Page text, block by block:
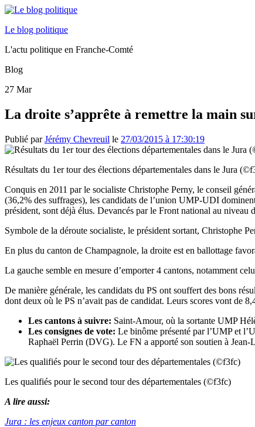
Le blog politique
L'actu politique en Franche-Comté
Blog
27 Mar
La droite s’apprête à remettre la main
Publié parJérémy Chevreuil le 27/03/2015 à 17:30:19
Résultats du 1er tour des élections départementales dans le Jura
Conquis en 2011 par le socialiste Christophe Perny, le conseil
(36,2% des suffrages), les candidats de l’union UMP-UDI
président, sont déjà élus. Devancés par le Front national au niveau
Symbole de la déroute socialiste, le président sortant, Christophe
En plus du canton de Champagnole, la droite est en ballottage
La gauche semble en mesure d’emporter 4 cantons, notamment
De manière générale, les candidats du PS ont souffert des bons
dont deux où le PS n’avait pas de candidat. Leurs scores vont de
Les cantons à suivre: Saint-Amour, où la sortante UMP
Les consignes de vote: Le binôme présenté par l’UMP et
Raphaël Perrin (DVG). Le FN a apporté son soutien à
Les qualifiés pour le second tour des départementales (©f3fc)
A lire aussi:
Jura : les enjeux canton par canton